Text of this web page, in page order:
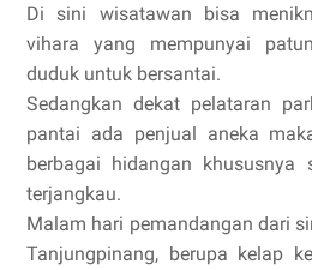
Di sini wisatawan bisa
vihara yang mempunyai
duduk untuk bersantai.
Sedangkan dekat pelataran
pantai ada penjual aneka
berbagai hidangan khususnya
terjangkau.
Malam hari pemandangan dari
Tanjungpinang, berupa kelap